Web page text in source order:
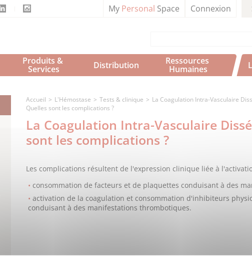
My Personal Space Connexion
Produits &
Services Distribution Ressources
Humaines
Accueil L'Hémostase Tests & clinique
La Coagulation Intra-Vasculaire
Quelles sont les complications ?
La Coagulation Intra-Vasculaire
sont les complications ?
Les complications résultent de l'expression clinique liée à
consommation de facteurs et de plaquettes conduisant à des
activation de la coagulation et consommation d'inhibiteurs
conduisant à des manifestations thrombotiques.